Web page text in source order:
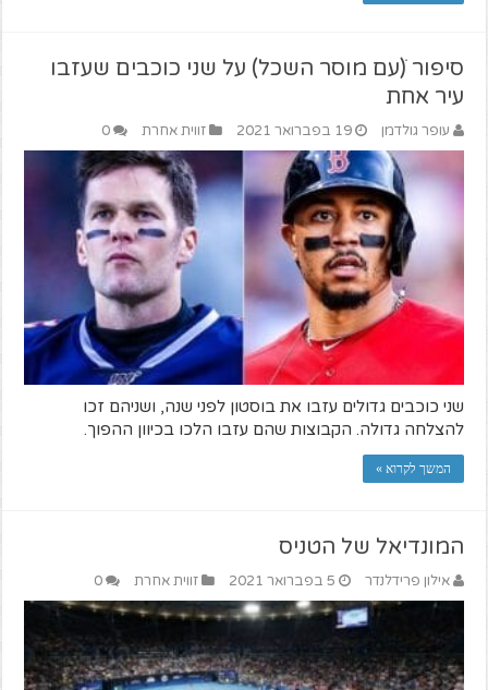
סיפור ׁ(עם מוסר השכל) על שני כוכבים שעזבו
עיר אחת
עופר גולדמן 19 בפברואר 2021 זווית אחרת 0
שני כוכבים גדולים עזבו את בוסטון לפני שנה, ושניהם זכו
להצלחה גדולה. הקבוצות שהם עזבו הלכו בכיוון ההפוך.
המשך לקרוא »
המונדיאל של הטניס
אילון פרידלנדר 5 בפברואר 2021 זווית אחרת 0